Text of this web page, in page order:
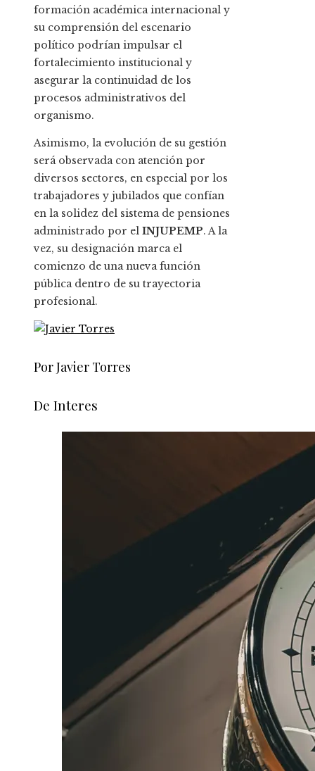
formación académica internacional y
su comprensión del escenario
político podrían impulsar el
fortalecimiento institucional y
asegurar la continuidad de los
procesos administrativos del
organismo.
Asimismo, la evolución de su gestión
será observada con atención por
diversos sectores, en especial por los
trabajadores y jubilados que confían
en la solidez del sistema de pensiones
administrado por el INJUPEMP. A la
vez, su designación marca el
comienzo de una nueva función
pública dentro de su trayectoria
profesional.
Por Javier Torres
De Interes